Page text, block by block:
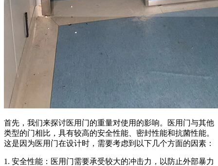
首先，我们来探讨医用门的重量对使用的影响。医用门与其他
类型的门相比，具有较高的安全性能、密封性能和抗菌性能。
这是因为医用门在设计时，需要考虑到以下几个方面的因素：
1. 安全性能：医用门需要承受较大的冲击力，以防止外部暴力